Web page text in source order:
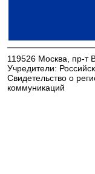
119526 Москва, пр-т
Учредители:
Свидетельство о
коммуникаций